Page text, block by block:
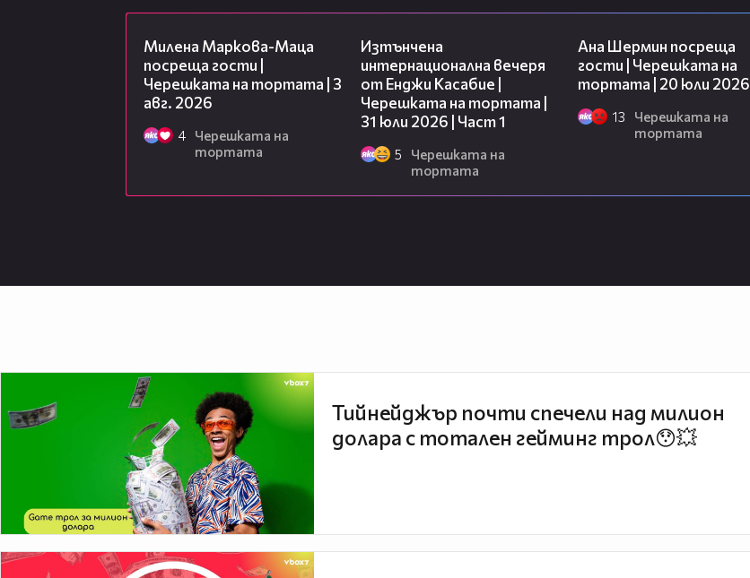
Милена Маркова-Маца
посреща гости |
Черешката на тортата | 3
авг. 2026
4
Черешката на
тортата
Изтънчена
интернационална вечеря
от Енджи Касабие |
Черешката на тортата |
31 юли 2026 | Част 1
5
Черешката на
тортата
Ана Шермин посреща
гости | Черешката на
тортата | 20 юли 2026
13
Черешката на
тортата
Тийнейджър почти спечели над милион
долара с тотален гейминг трол😯💥